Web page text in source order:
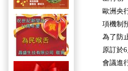
歐洲央
項機制
為了防
原訂於
會議進